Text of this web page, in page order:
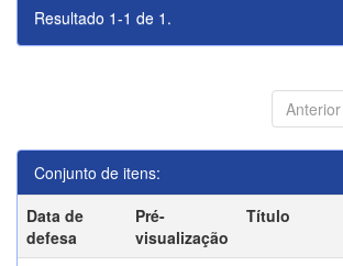
Resultado 1-1 de 1.
Anterior
Conjunto de itens:
Data de
defesa
Pré-
visualização
Título